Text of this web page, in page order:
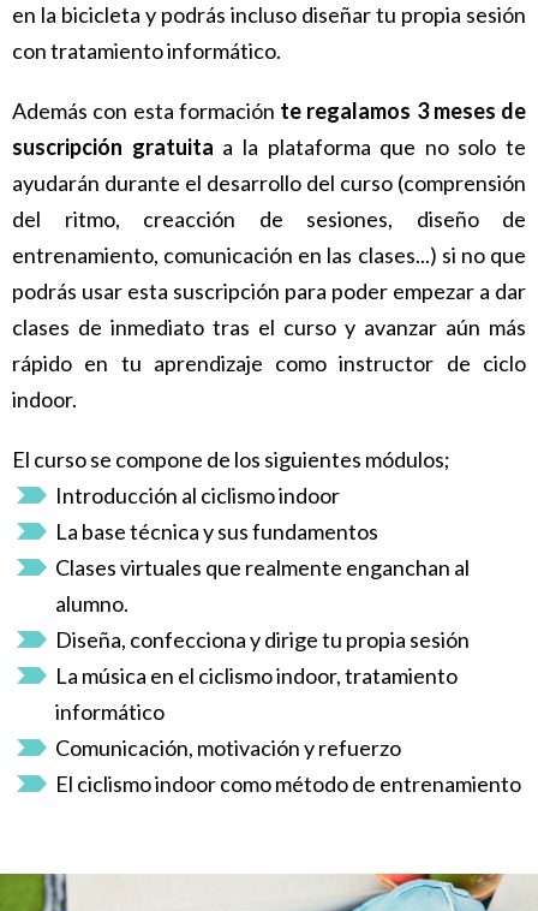
en la bicicleta y podrás incluso diseñar tu propia sesión
con tratamiento informático.
Además con esta formación te regalamos 3 meses de
suscripción gratuita a la plataforma que no solo te
ayudarán durante el desarrollo del curso (comprensión
del ritmo, creacción de sesiones, diseño de
entrenamiento, comunicación en las clases...) si no que
podrás usar esta suscripción para poder empezar a dar
clases de inmediato tras el curso y avanzar aún más
rápido en tu aprendizaje como instructor de ciclo
indoor.
El curso se compone de los siguientes módulos;
Introducción al ciclismo indoor
La base técnica y sus fundamentos
Clases virtuales que realmente enganchan al
alumno.
Diseña, confecciona y dirige tu propia sesión
La música en el ciclismo indoor, tratamiento
informático
Comunicación, motivación y refuerzo
El ciclismo indoor como método de entrenamiento